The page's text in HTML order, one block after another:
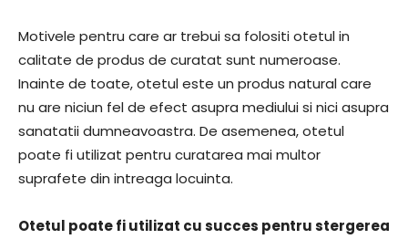
Motivele pentru care ar trebui sa folositi otetul in
calitate de produs de curatat sunt numeroase.
Inainte de toate, otetul este un produs natural care
nu are niciun fel de efect asupra mediului si nici asupra
sanatatii dumneavoastra. De asemenea, otetul
poate fi utilizat pentru curatarea mai multor
suprafete din intreaga locuinta.
Otetul poate fi utilizat cu succes pentru stergerea